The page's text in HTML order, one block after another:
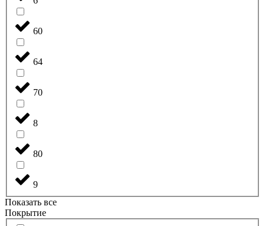
60
64
70
8
80
9
Показать все
Покрытие